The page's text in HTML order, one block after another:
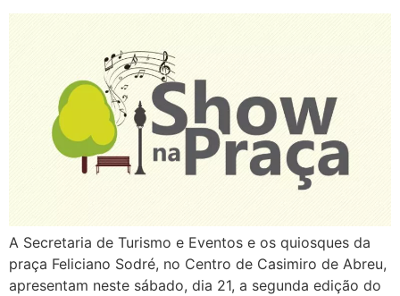
A Secretaria de Turismo e Eventos e os quiosques da
praça Feliciano Sodré, no Centro de Casimiro de Abreu,
apresentam neste sábado, dia 21, a segunda edição do